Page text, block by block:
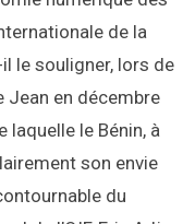
de la
le souligner, lors de
Jean en décembre
laquelle le Bénin, à
son envie
du